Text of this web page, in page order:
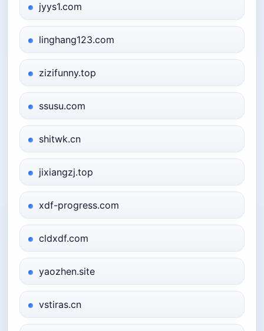
jyys1.com
linghang123.com
zizifunny.top
ssusu.com
shitwk.cn
jixiangzj.top
xdf-progress.com
cldxdf.com
yaozhen.site
vstiras.cn